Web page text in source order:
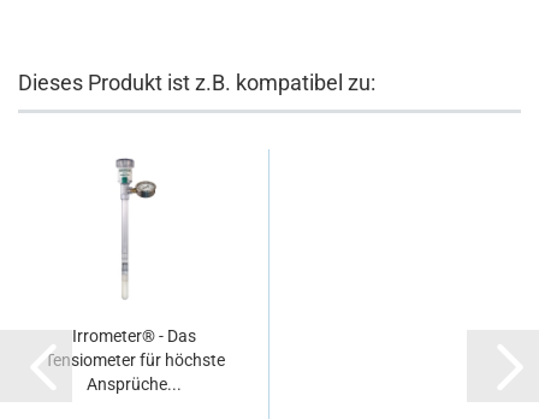
Dieses Produkt ist z.B. kompatibel zu:
Irrometer® - Das
Tensiometer für höchste
Ansprüche...